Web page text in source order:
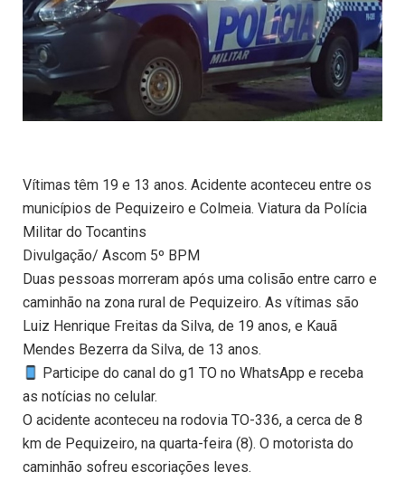
Vítimas têm 19 e 13 anos. Acidente aconteceu entre os
municípios de Pequizeiro e Colmeia. Viatura da Polícia
Militar do Tocantins
Divulgação/ Ascom 5º BPM
Duas pessoas morreram após uma colisão entre carro e
caminhão na zona rural de Pequizeiro. As vítimas são
Luiz Henrique Freitas da Silva, de 19 anos, e Kauã
Mendes Bezerra da Silva, de 13 anos.
Participe do canal do g1 TO no WhatsApp e receba
as notícias no celular.
O acidente aconteceu na rodovia TO-336, a cerca de 8
km de Pequizeiro, na quarta-feira (8). O motorista do
caminhão sofreu escoriações leves.